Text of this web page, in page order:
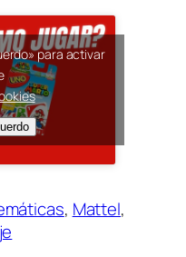
para activar
, Mattel